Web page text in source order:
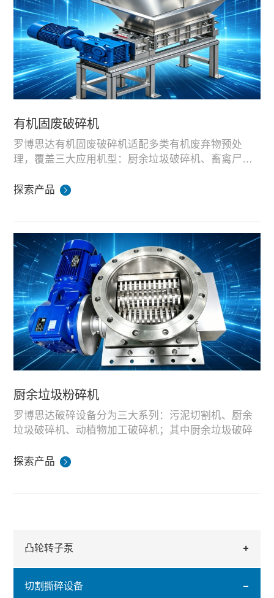
凸轮转子泵
切割撕碎设备
有机固废破碎机
罗博思达有机固废破碎机适配多类有机废弃物预处
理，覆盖三大应用机型：厨余垃圾破碎机、畜禽尸体 /
类有机物料做均匀粉碎处理，适配固废处置站、沼气
项目配套与海外外贸成套供货。
探索产品
厨余垃圾粉碎机
罗博思达破碎设备分为三大系列：污泥切割机、厨余
垃圾破碎机、动植物加工破碎机；其中厨余垃圾破碎
设备采用大扭矩双轴滚刀结构，可破碎带骨头、纤
探索产品